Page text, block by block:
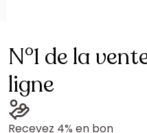
N°1 de la
ligne
Recevez 4% en bon